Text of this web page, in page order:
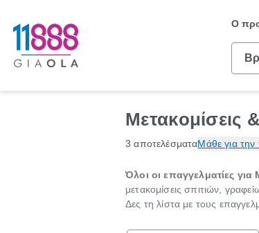
Ο
Μετακομίσεις
3 αποτελέσματαΜάθε για την
Όλοι οι επαγγελματίες
μετακομίσεις σπιτιών,
Δες τη λίστα με τους